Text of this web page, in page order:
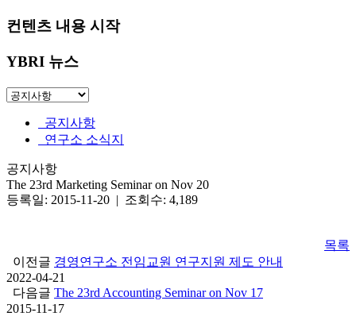
컨텐츠 내용 시작
YBRI 뉴스
공지사항
연구소 소식지
공지사항
The 23rd Marketing Seminar on Nov 20
등록일: 2015-11-20 | 조회수: 4,189
목록
이전글 경영연구소 전임교원 연구지원 제도 안내
2022-04-21
다음글 The 23rd Accounting Seminar on Nov 17
2015-11-17